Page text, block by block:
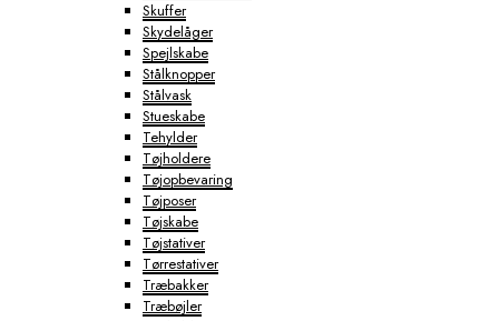
Skuffer
Skydelåger
Spejlskabe
Stålknopper
Stålvask
Stueskabe
Tehylder
Tøjholdere
Tøjopbevaring
Tøjposer
Tøjskabe
Tøjstativer
Tørrestativer
Træbakker
Træbøjler